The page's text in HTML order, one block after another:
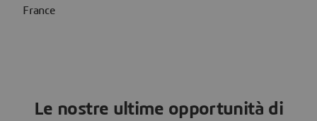
France
Le nostre ultime opportunità di